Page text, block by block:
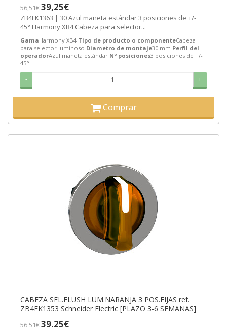
56,51€39,25€
ZB4FK1363 | 30 Azul maneta estándar 3 posiciones de +/-
45° Harmony XB4 Cabeza para selector...
GamaHarmony XB4 Tipo de producto o componenteCabeza
para selector luminoso Diametro de montaje30 mm Perfil del
operadorAzul maneta estándar Nº posiciones3 posiciones de +/-
45°
- +
Comprar
CABEZA SEL.FLUSH LUM.NARANJA 3 POS.FIJAS ref.
ZB4FK1353 Schneider Electric [PLAZO 3-6 SEMANAS]
56,51€39,25€